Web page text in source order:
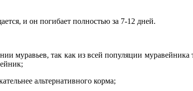
и он погибает полностью за 7-12 дней.
так как из всей популяции муравейника
альтернативного корма;